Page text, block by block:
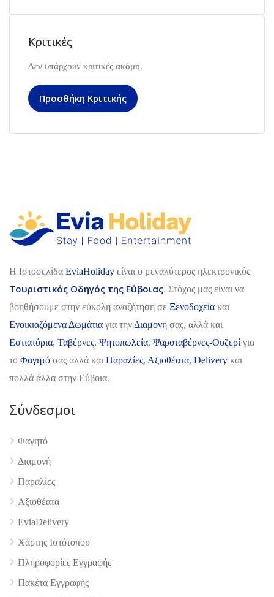
Κριτικές
Δεν υπάρχουν κριτικές ακόμη.
Προσθήκη Κριτικής
H Ιστοσελίδα EviaHoliday είναι ο μεγαλύτερος ηλεκτρονικός
Τουριστικός Οδηγός της Εύβοιας. Στόχος μας είναι να
βοηθήσουμε στην εύκολη αναζήτηση σε Ξενοδοχεία και
Ενοικιαζόμενα Δωμάτια για την Διαμονή σας, αλλά και
Εστιατόρια, Ταβέρνες, Ψητοπωλεία, Ψαροταβέρνες-Ουζερί για
το Φαγητό σας αλλά και Παραλίες, Αξιοθέατα, Delivery και
πολλά άλλα στην Εύβοια.
Σύνδεσμοι
Φαγητό
Διαμονή
Παραλίες
Αξιοθέατα
EviaDelivery
Χάρτης Ιστότοπου
Πληροφορίες Εγγραφής
Πακέτα Εγγραφής